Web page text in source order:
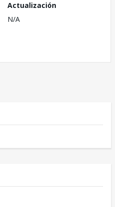
Actualización
N/A